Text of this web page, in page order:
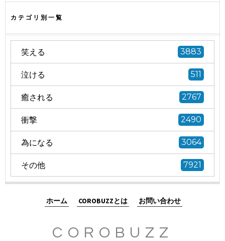
カテゴリ別一覧
笑える 3883
泣ける 511
癒される 2767
衝撃 2490
為になる 3064
その他 7921
ホーム COROBUZZとは お問い合わせ
COROBUZZ